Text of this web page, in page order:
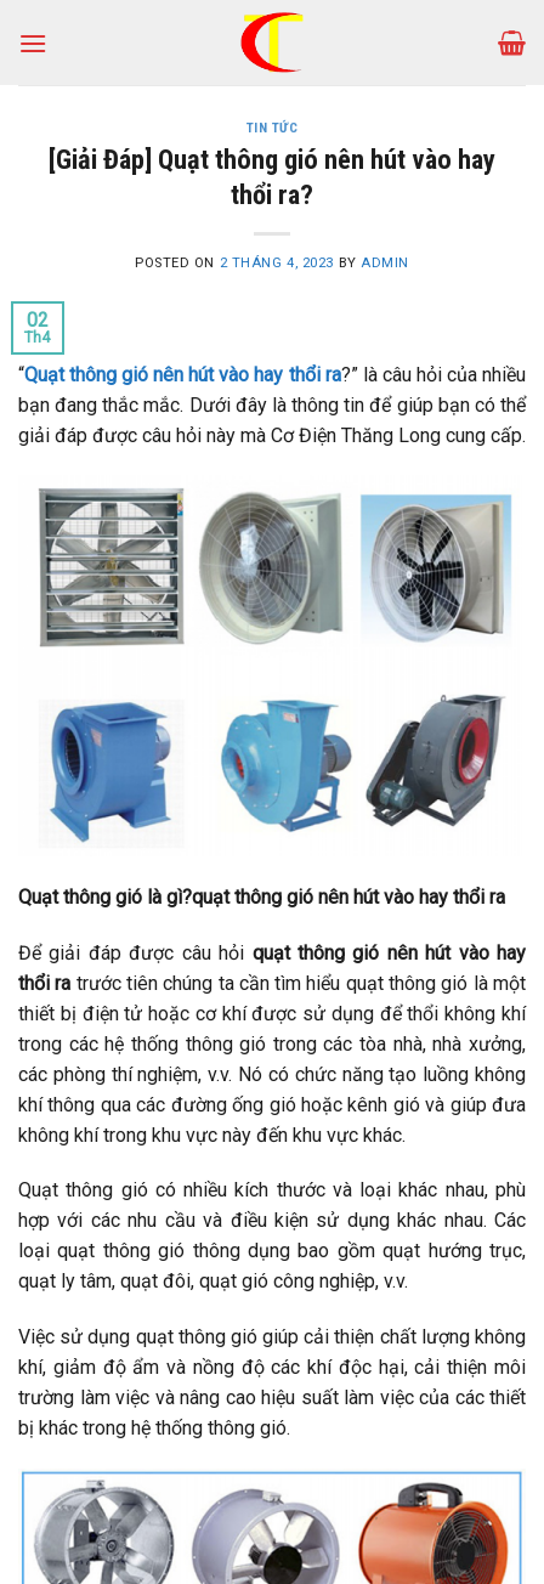
TIN TỨC
[Giải Đáp] Quạt thông gió nên hút vào hay
thổi ra?
POSTED ON 2 THÁNG 4, 2023 BY ADMIN
02
Th4
“Quạt thông gió nên hút vào hay thổi ra?” là câu hỏi của nhiều
bạn đang thắc mắc. Dưới đây là thông tin để giúp bạn có thể
giải đáp được câu hỏi này mà Cơ Điện Thăng Long cung cấp.
Quạt thông gió là gì?quạt thông gió nên hút vào hay thổi ra
Để giải đáp được câu hỏi quạt thông gió nên hút vào hay
thổi ra trước tiên chúng ta cần tìm hiểu quạt thông gió là một
thiết bị điện tử hoặc cơ khí được sử dụng để thổi không khí
trong các hệ thống thông gió trong các tòa nhà, nhà xưởng,
các phòng thí nghiệm, v.v. Nó có chức năng tạo luồng không
khí thông qua các đường ống gió hoặc kênh gió và giúp đưa
không khí trong khu vực này đến khu vực khác.
Quạt thông gió có nhiều kích thước và loại khác nhau, phù
hợp với các nhu cầu và điều kiện sử dụng khác nhau. Các
loại quạt thông gió thông dụng bao gồm quạt hướng trục,
quạt ly tâm, quạt đôi, quạt gió công nghiệp, v.v.
Việc sử dụng quạt thông gió giúp cải thiện chất lượng không
khí, giảm độ ẩm và nồng độ các khí độc hại, cải thiện môi
trường làm việc và nâng cao hiệu suất làm việc của các thiết
bị khác trong hệ thống thông gió.